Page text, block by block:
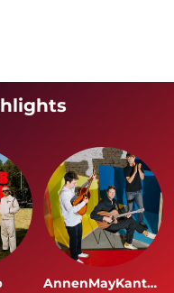
AnnenMayKantereit